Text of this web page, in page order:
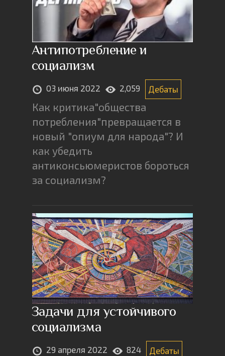
Антипотребление и
социализм
03 июня 2022 2,059 Дебаты
Как критика"общества
потребления"превращается в
новый "опиум для народа"? И
как убедить
антиконсьюмеристов бороться
за социализм?
Задачи для устойчивого
социализма
29 апреля 2022 824 Дебаты